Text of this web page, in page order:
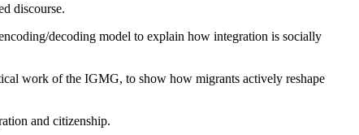
discourse.
decoding model to explain how integration is socially
work of the IGMG, to show how migrants actively reshape
and citizenship.